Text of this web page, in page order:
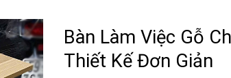
Bàn Làm Việc Gỗ
Thiết Kế Đơn Giản